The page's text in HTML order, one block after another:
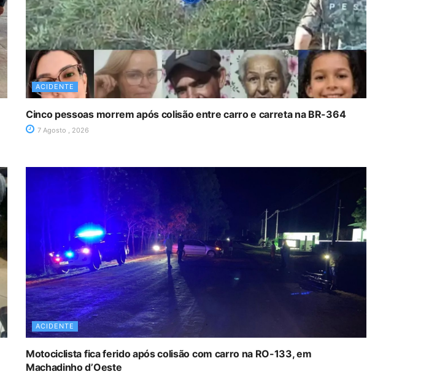
ACIDENTE
Cinco pessoas morrem após colisão entre carro e carreta na BR-364
7 Agosto , 2026
ACIDENTE
Motociclista fica ferido após colisão com carro na RO-133, em
Machadinho d’Oeste